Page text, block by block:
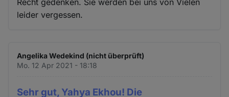
Recht gedenken. Sie werden bei uns von Vielen
leider vergessen.
Angelika Wedekind (nicht überprüft)
Mo. 12 Apr 2021 - 18:18
Sehr gut, Yahya Ekhou! Die